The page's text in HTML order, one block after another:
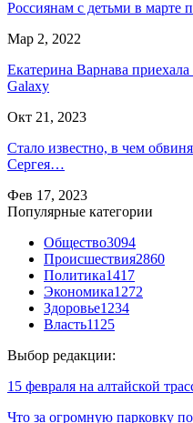
Россиянам с детьми в марте
Мар 2, 2022
Екатерина Варнава
Galaxy
Окт 21, 2023
Стало известно, в чем
Сергея…
Фев 17, 2023
Популярные категории
Общество3094
Происшествия2860
Политика1417
Экономика1272
Здоровье1234
Власть1125
Выбор редакции:
15 февраля на алтайской
Что за огромную парковку